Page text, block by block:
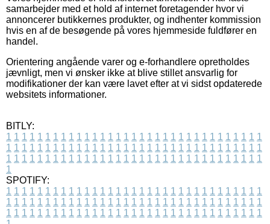
samarbejder med et hold af internet foretagender hvor vi
annoncerer butikkernes produkter, og indhenter kommission
hvis en af de besøgende på vores hjemmeside fuldfører en
handel.
Orientering angående varer og e-forhandlere opretholdes
jævnligt, men vi ønsker ikke at blive stillet ansvarlig for
modifikationer der kan være lavet efter at vi sidst opdaterede
websitets informationer.
BITLY:
1 1 1 1 1 1 1 1 1 1 1 1 1 1 1 1 1 1 1 1 1 1 1 1 1 1 1 1 1 1 1 1 1
1 1 1 1 1 1 1 1 1 1 1 1 1 1 1 1 1 1 1 1 1 1 1 1 1 1 1 1 1 1 1 1 1
1 1 1 1 1 1 1 1 1 1 1 1 1 1 1 1 1 1 1 1 1 1 1 1 1 1 1 1 1 1 1 1 1
1
SPOTIFY:
1 1 1 1 1 1 1 1 1 1 1 1 1 1 1 1 1 1 1 1 1 1 1 1 1 1 1 1 1 1 1 1 1
1 1 1 1 1 1 1 1 1 1 1 1 1 1 1 1 1 1 1 1 1 1 1 1 1 1 1 1 1 1 1 1 1
1 1 1 1 1 1 1 1 1 1 1 1 1 1 1 1 1 1 1 1 1 1 1 1 1 1 1 1 1 1 1 1 1